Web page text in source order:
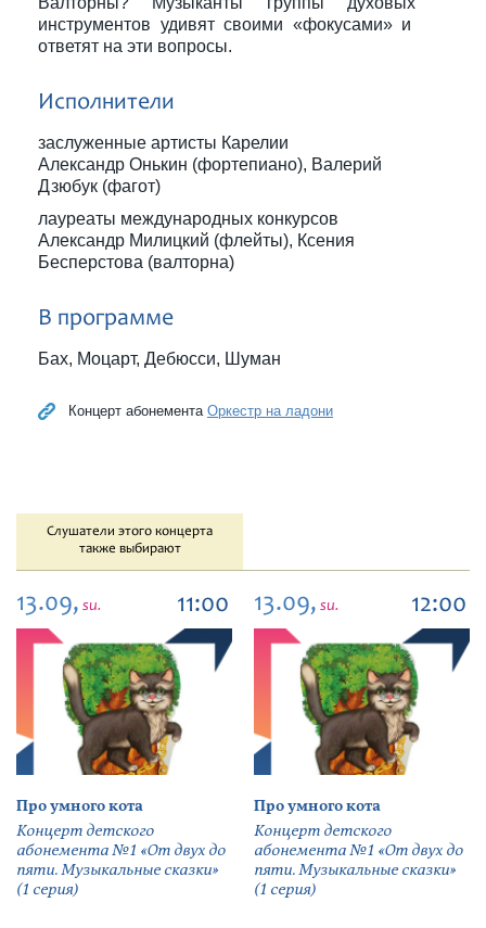
инструментов удивят своими «фокусами» и
ответят на эти вопросы.
Исполнители
заслуженные артисты Карелии
Александр Онькин (фортепиано), Валерий
Дзюбук (фагот)
лауреаты международных конкурсов
Александр Милицкий (флейты), Ксения
Бесперстова (валторна)
В программе
Бах, Моцарт, Дебюсси, Шуман
Концерт абонемента Оркестр на ладони
Слушатели этого концерта
также выбирают
13.09, su. 11:00
Про умного кота
Концерт детского
абонемента №1 «От двух до
пяти. Музыкальные сказки»
(1 серия)
13.09, su. 12:00
Про умного кота
Концерт детского
абонемента №1 «От двух до
пяти. Музыкальные сказки»
(1 серия)